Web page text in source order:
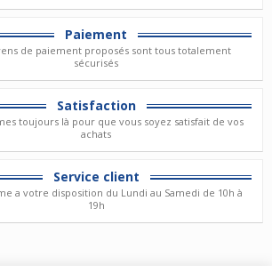
Paiement
de paiement proposés sont tous totalement
sécurisés
Satisfaction
toujours là pour que vous soyez satisfait de vos
achats
Service client
a votre disposition du Lundi au Samedi de 10h à
19h